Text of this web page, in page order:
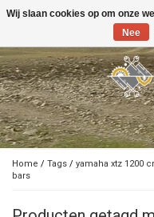
Toggle
Home / Tags / yamaha xtz 1200
bars
Wij slaan cookies op om onze
Nee